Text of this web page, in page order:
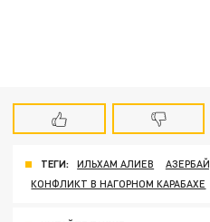
ТЕГИ: ИЛЬХАМ АЛИЕВ
КОНФЛИКТ В НАГОРНОМ КАРАБАХЕ